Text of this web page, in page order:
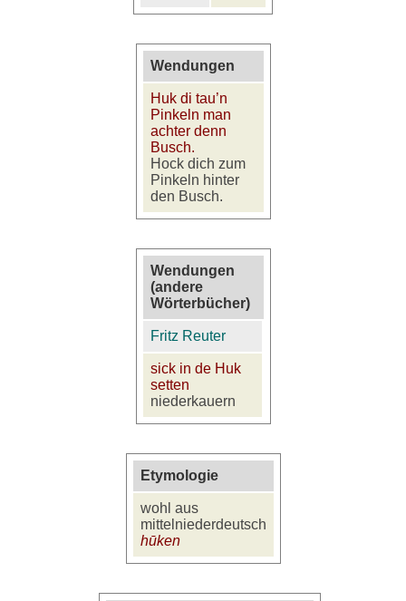
Wendungen
Huk di tau’n
Pinkeln man
achter denn
Busch.
Hock dich zum
Pinkeln hinter
den Busch.
Wendungen
(andere
Wörterbücher)
Fritz Reuter
sick in de Huk
setten
niederkauern
Etymologie
wohl aus
mittelniederdeutsch
hūken